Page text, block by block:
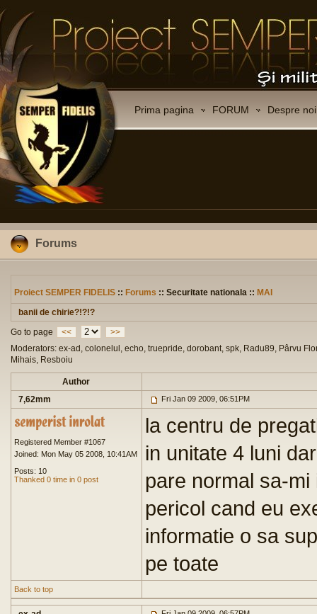
Prima pagina FORUM Despre noi
Forums
Proiect SEMPER FIDELIS :: Forums :: Securitate nationala :: MAI
banii de chirie?!?!?
Go to page
<<
>>
Moderators: ex-ad, colonelul, echo, truepride, dorobant, spk, Radu89, Pârvu
Mihais, Resboiu
Author
7,62mm
Fri Jan 09 2009, 06:51PM
Registered Member #1067
Joined: Mon May 05 2008, 10:41AM
Posts: 10
Thanked 0 time in 0 post
la centru de
in unitate 4 luni
pare normal sa-
pericol cand eu
informatie o sa
pe toate
Back to top